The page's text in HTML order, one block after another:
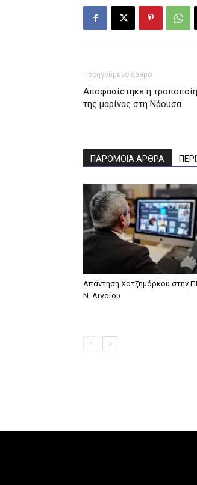
Προηγούμενο άρθρο
Αποφασίστηκε η
της μαρίνας στη Νάουσα
ΠΑΡΟΜΟΙΑ ΑΡΘΡΑ
Απάντηση Χατζημάρκου στην
Ν. Αιγαίου